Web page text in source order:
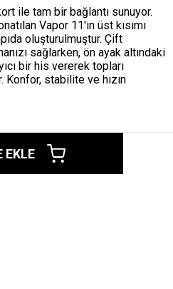
ile tam bir bağlantı sunuyor.
Vapor 11'in üst kısımı
oluşturulmuştur. Çift
sağlarken, ön ayak altındaki
bir his vererek topları
Konfor, stabilite ve hızın